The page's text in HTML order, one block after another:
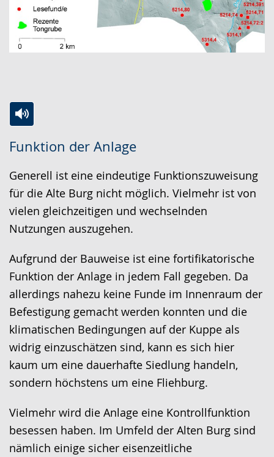
Funktion der Anlage
Leichten
Sprache
wechseln.
Audio-
Unterstützung.
Video
in
Deutscher
Gebärdensprache
wird
Generell ist eine eindeutige Funktionszuweisung
für die Alte Burg nicht möglich. Vielmehr ist von
vielen gleichzeitigen und wechselnden
Nutzungen auszugehen.
Aufgrund der Bauweise ist eine fortifikatorische
Funktion der Anlage in jedem Fall gegeben. Da
allerdings nahezu keine Funde im Innenraum der
Befestigung gemacht werden konnten und die
klimatischen Bedingungen auf der Kuppe als
widrig einzuschätzen sind, kann es sich hier
kaum um eine dauerhafte Siedlung handeln,
sondern höchstens um eine Fliehburg.
Vielmehr wird die Anlage eine Kontrollfunktion
besessen haben. Im Umfeld der Alten Burg sind
nämlich einige sicher eisenzeitliche